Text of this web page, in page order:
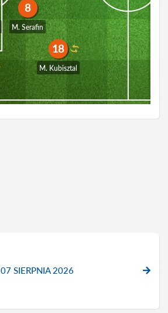
8
M. Serafin
18
M. Kubisztal
07 SIERPNIA 2026